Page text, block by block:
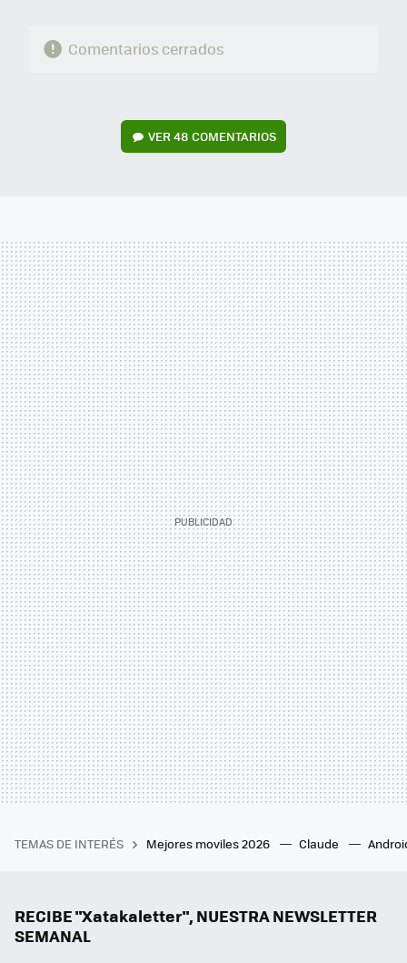
Comentarios cerrados
VER48 COMENTARIOS
TEMAS DE INTERÉS Mejores moviles 2026 Claude
RECIBE "Xatakaletter", NUESTRA NEWSLETTER
SEMANAL